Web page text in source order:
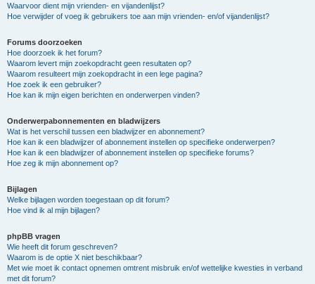
Waarvoor dient mijn vrienden- en vijandenlijst?
Hoe verwijder of voeg ik gebruikers toe aan mijn vrienden- en/of vijandenlijst?
Forums doorzoeken
Hoe doorzoek ik het forum?
Waarom levert mijn zoekopdracht geen resultaten op?
Waarom resulteert mijn zoekopdracht in een lege pagina?
Hoe zoek ik een gebruiker?
Hoe kan ik mijn eigen berichten en onderwerpen vinden?
Onderwerpabonnementen en bladwijzers
Wat is het verschil tussen een bladwijzer en abonnement?
Hoe kan ik een bladwijzer of abonnement instellen op specifieke onderwerpen?
Hoe kan ik een bladwijzer of abonnement instellen op specifieke forums?
Hoe zeg ik mijn abonnement op?
Bijlagen
Welke bijlagen worden toegestaan op dit forum?
Hoe vind ik al mijn bijlagen?
phpBB vragen
Wie heeft dit forum geschreven?
Waarom is de optie X niet beschikbaar?
Met wie moet ik contact opnemen omtrent misbruik en/of wettelijke kwesties in verband
met dit forum?